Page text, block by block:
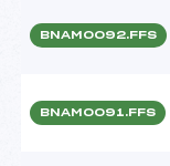
BNAM0092.FFS
BNAM0091.FFS